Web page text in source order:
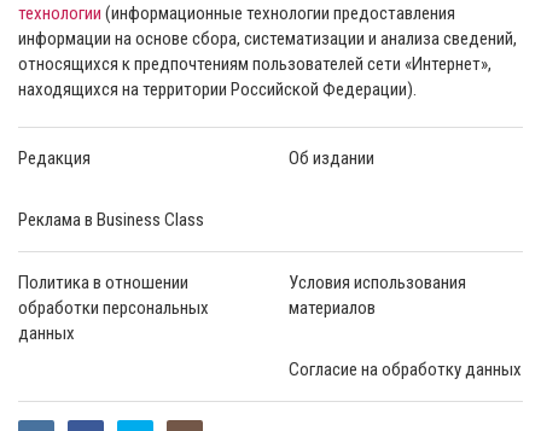
технологии (информационные технологии предоставления
информации на основе сбора, систематизации и анализа сведений,
относящихся к предпочтениям пользователей сети «Интернет»,
находящихся на территории Российской Федерации).
Редакция Об издании
Реклама в Business Class
Политика в отношении
обработки персональных
данных
Условия использования
материалов
Согласие на обработку данных